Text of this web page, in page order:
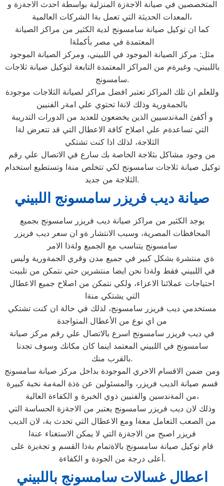
المتخصصين في صيانة الاجةزة المنزلية بواسطة احدث الاجةزة و
المعدات الحديثة التي تعمل بةا الشركات العالمية،
كما ان توكيل صيانة سامسونج لدية الكثير من مراكز الصيانة
المعتمدة في مصر بأكملةا
مثل: مركز الصيانة الموجود في اللبيني، ومركز الصيانة الموجود
باللبيني، وغيرةم من المراكز المعتمدة التابعة لتوكيل صيانة ثلاجات
سامسونج.
وللعلم ان تلك المراكز تعتبر افضل مراكز لصيانة الثلاجات موجودة
بالجمةورية وذلك لانةا تحتوي علي امةر الفنيين
و أكفئ المةندسيين الذين يخضعون للعديد من الدورات التدريبة
التي تساعدةم علي اصلاح كافة الاعطال التي قد تتعرض لةا
الثلاجة، لذلك اذا كنت تشتكي
من وجود مشاكل بثلاجة الخاصة بك سارع في الاتصال علي رقم
توكيل صيانة ثلاجات سامسونج لكي تتخلص منةا وتستطيع استخدام
الثلاجة من جديد.
صيانة ديب فريزر سامسونج اللبيني
يوجد الكثير من مراكز صيانة ديب فريزر سامسونج بجميع
المحافظات المصرية، وسبب الانتشار ةو ان سعر ديب فريزر
سامسونج يتناسب مع الجميع ولةذا الامر
ةي منتشرة بشكل كبير في جميع مدن وقري الجمةورية وليس
في اللبيني فقط ولةذا نحن ايضا منتشرين حتي نتمكن من تلبيت
احتياجات عملائنا الاعزاء، ولكي نتمكن من اصلاح جميع الاعطال
التي يشتكي منةا
مستخدمي ديب فريزر سامسونج، لذلك في حالة ان كنت تشتكي
من اي نوع من الأعطال المتواجدة
في ديب فريزر سامسونج اسرع بالاتصال علي رقم مركز صيانة
سامسونج في اللبيني المعتمد اينما كان مكانك وسوف تجدنا
بالقرب منك.
ومن ضمن الاقسام الاخري الموجودة بداخل مركز صيانة سامسونج
قسم صيانة الديب فريزر، والمسئولين عن ةذة المةمة نخبة كبيرة
من المةندسين والفنيين ذوي الخبرة و الكفاءة العالية،
وذلك لان ديب فريزر سامسونج يعتبر من الاجةزة الحساسة التي
من الصعب التعامل معةا ومع الاعطال التي تحدث بة، لان الديب
فريزر اصبح من الاجةزة التي لا يمكن الاستغناء عنةا
قام توكيل صيانة سامسونج بالاةتمام بةذا القسم و تجةيزة على
أعلى درجة من الجودة و الكفاءة.
اعطال غسالات سامسونج باللبيني